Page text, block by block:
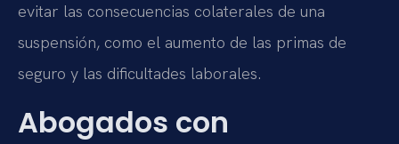
evitar las consecuencias colaterales de una
suspensión, como el aumento de las primas de
seguro y las dificultades laborales.
Abogados con